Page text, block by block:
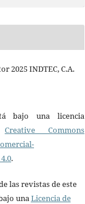
2025 INDTEC, C.A.
bajo una licencia
Creative Commons
.
las revistas de este
unaLicencia de